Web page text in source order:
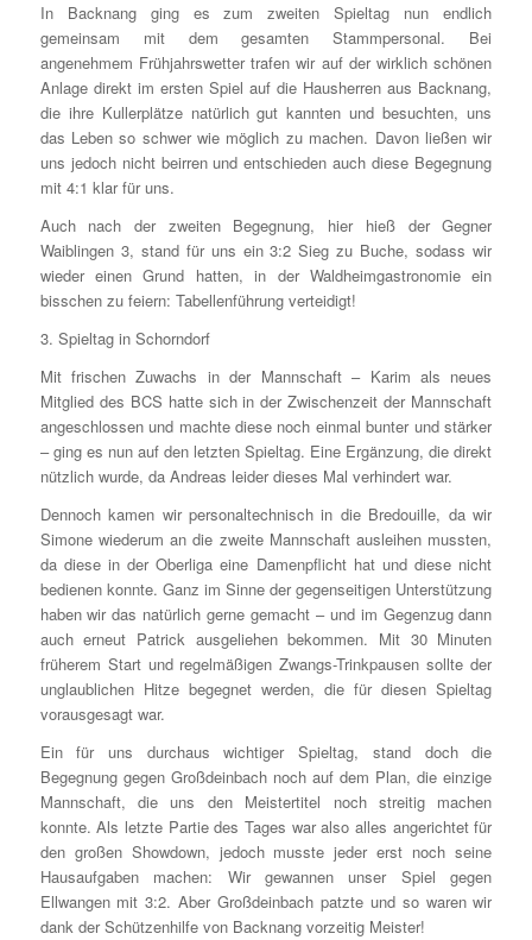
In Backnang ging es zum zweiten Spieltag nun endlich
gemeinsam mit dem gesamten Stammpersonal. Bei
angenehmem Frühjahrswetter trafen wir auf der wirklich schönen
Anlage direkt im ersten Spiel auf die Hausherren aus Backnang,
die ihre Kullerplätze natürlich gut kannten und besuchten, uns
das Leben so schwer wie möglich zu machen. Davon ließen wir
uns jedoch nicht beirren und entschieden auch diese Begegnung
mit 4:1 klar für uns.
Auch nach der zweiten Begegnung, hier hieß der Gegner
Waiblingen 3, stand für uns ein 3:2 Sieg zu Buche, sodass wir
wieder einen Grund hatten, in der Waldheimgastronomie ein
bisschen zu feiern: Tabellenführung verteidigt!
3. Spieltag in Schorndorf
Mit frischen Zuwachs in der Mannschaft – Karim als neues
Mitglied des BCS hatte sich in der Zwischenzeit der Mannschaft
angeschlossen und machte diese noch einmal bunter und stärker
– ging es nun auf den letzten Spieltag. Eine Ergänzung, die direkt
nützlich wurde, da Andreas leider dieses Mal verhindert war.
Dennoch kamen wir personaltechnisch in die Bredouille, da wir
Simone wiederum an die zweite Mannschaft ausleihen mussten,
da diese in der Oberliga eine Damenpflicht hat und diese nicht
bedienen konnte. Ganz im Sinne der gegenseitigen Unterstützung
haben wir das natürlich gerne gemacht – und im Gegenzug dann
auch erneut Patrick ausgeliehen bekommen. Mit 30 Minuten
früherem Start und regelmäßigen Zwangs-Trinkpausen sollte der
unglaublichen Hitze begegnet werden, die für diesen Spieltag
vorausgesagt war.
Ein für uns durchaus wichtiger Spieltag, stand doch die
Begegnung gegen Großdeinbach noch auf dem Plan, die einzige
Mannschaft, die uns den Meistertitel noch streitig machen
konnte. Als letzte Partie des Tages war also alles angerichtet für
den großen Showdown, jedoch musste jeder erst noch seine
Hausaufgaben machen: Wir gewannen unser Spiel gegen
Ellwangen mit 3:2. Aber Großdeinbach patzte und so waren wir
dank der Schützenhilfe von Backnang vorzeitig Meister!